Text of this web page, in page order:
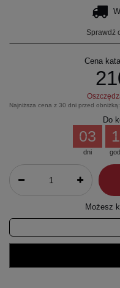
Sprawdź
Cena
Najniższa cena z 30 dni przed obniżką:
Do
dni
03
Możesz